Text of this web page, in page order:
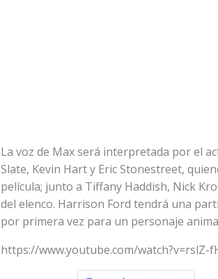
La voz de Max será interpretada por el
Slate, Kevin Hart y Eric Stonestreet,
película; junto a Tiffany Haddish, Nick
del elenco. Harrison Ford tendrá una
por primera vez para un personaje
https://www.youtube.com/watch?v=rslZ-